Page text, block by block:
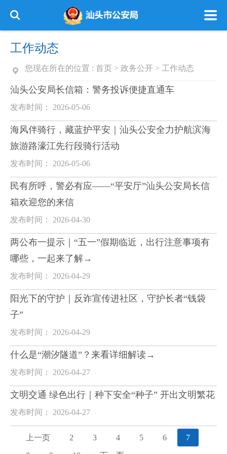
工作动态
您现在所在的位置 : 首页 > 政务公开 > 工作动态
汕头公安局长信箱：警务投诉便捷直通车
发布时间： 2026-05-06
海风伴骑行，藏蓝护平安｜汕头公安全力护航滨海
旅游路濠江先行段骑行活动
发布时间： 2026-05-06
民有所呼，警必有应——“平安厅”汕头公安局长信
箱欢迎您的来信
发布时间： 2026-04-30
两公布一提示｜“五一”假期临近，出行注意事项有
哪些，一起来了解→
发布时间： 2026-04-29
阳光下的守护｜反诈宣传进社区，守护长者“钱袋
子”
发布时间： 2026-04-29
什么是“潮汐隧道”？来看详细解读→
发布时间： 2026-04-27
文明交通 绿色出行｜种下安全“种子” 开出文明繁花
发布时间： 2026-04-27
上一页 2 3 4 5 6 7